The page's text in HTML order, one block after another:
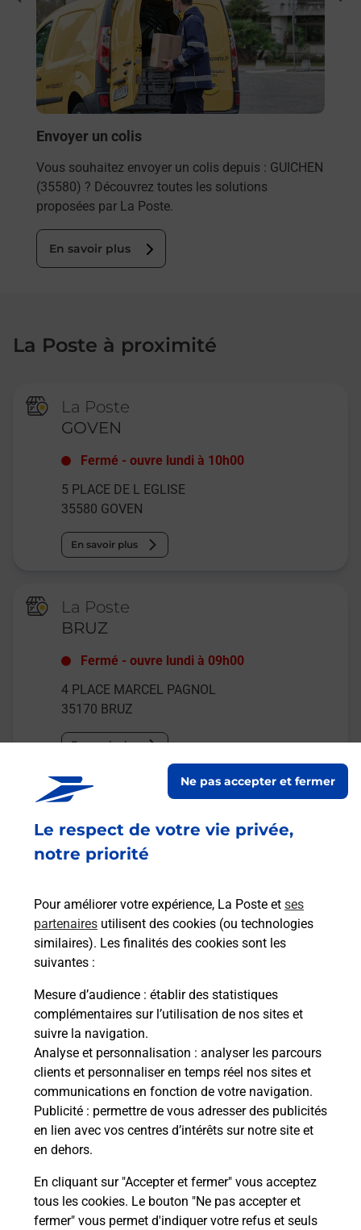
Le respect de votre vie privée,
notre priorité
Pour améliorer votre expérience, La Poste et ses
partenaires utilisent des cookies (ou technologies
similaires). Les finalités des cookies sont les
suivantes :
Mesure d’audience : établir des statistiques
complémentaires sur l’utilisation de nos sites et
suivre la navigation.
Analyse et personnalisation : analyser les parcours
clients et personnaliser en temps réel nos sites et
communications en fonction de votre navigation.
Publicité : permettre de vous adresser des publicités
en lien avec vos centres d’intérêts sur notre site et
en dehors.
En cliquant sur "Accepter et fermer" vous acceptez
tous les cookies. Le bouton "Ne pas accepter et
fermer" vous permet d'indiquer votre refus et seuls
Ne pas accepter et fermer
Envoyer un colis
Vous souhaitez envoyer un colis depuis : GUICHEN
(35580) ? Découvrez toutes les solutions
proposées par La Poste.
En savoir plus
La Poste à proximité
La Poste
GOVEN
Fermé -ouvre lundi à 10h00
5 PLACE DE L EGLISE
35580 GOVEN
En savoir plus
La Poste
BRUZ
Fermé -ouvre lundi à 09h00
4 PLACE MARCEL PAGNOL
35170 BRUZ
En savoir plus
Malin !
La Poste
en ligne
Ouvert 24h/24
En savoir plus
Recherchez un autre point de contact
Questions fréquemment posées
Quel réseau utilise La Poste Mobile ?
Est-ce que je peux garder mon
numéro de mobile gratuitement ?